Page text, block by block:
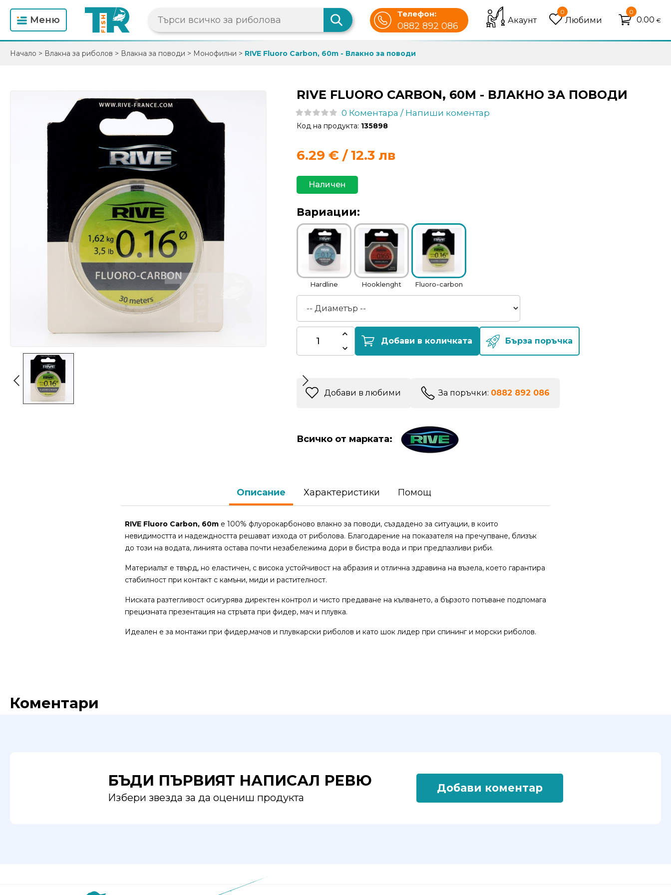
Mеню
Телефон:
0882 892 086
Акаунт
0
Любими
0
0.00 €
Начало > Влакна за риболов > Влакна за поводи > Монофилни > RIVE Fluoro Carbon, 60m - Влакно за поводи
RIVE FLUORO CARBON, 60M - ВЛАКНО ЗА ПОВОДИ
0 Коментара / Напиши коментар
Код на продукта: 135898
6.29 € / 12.3 лв
Наличен
Вариации:
Hardline Hooklenght Fluoro-carbon
Добави в количката Бърза поръчка
Добави в любими За поръчки: 0882 892 086
Всичко от марката:
Описание Характеристики Помощ
RIVE Fluoro Carbon, 60mе 100% флуорокарбоново влакно за поводи, създадено за ситуации, в които
невидимостта и надеждността решават изхода от риболова. Благодарение на показателя на пречупване, близък
до този на водата, линията остава почти незабележима дори в бистра вода и при предпазливи риби.
Материалът е твърд, но еластичен, с висока устойчивост на абразия и отлична здравина на възела, което гарантира
стабилност при контакт с камъни, миди и растителност.
Ниската разтегливост осигурява директен контрол и чисто предаване на кълването, а бързото потъване подпомага
прецизната презентация на стръвта при фидер, мач и плувка.
Идеален е за монтажи при фидер,мачов и плувкарски риболов и като шок лидер при спининг и морски риболов.
Коментари
БЪДИ ПЪРВИЯТ НАПИСАЛ РЕВЮ
Избери звезда за да оцениш продукта
Добави коментар